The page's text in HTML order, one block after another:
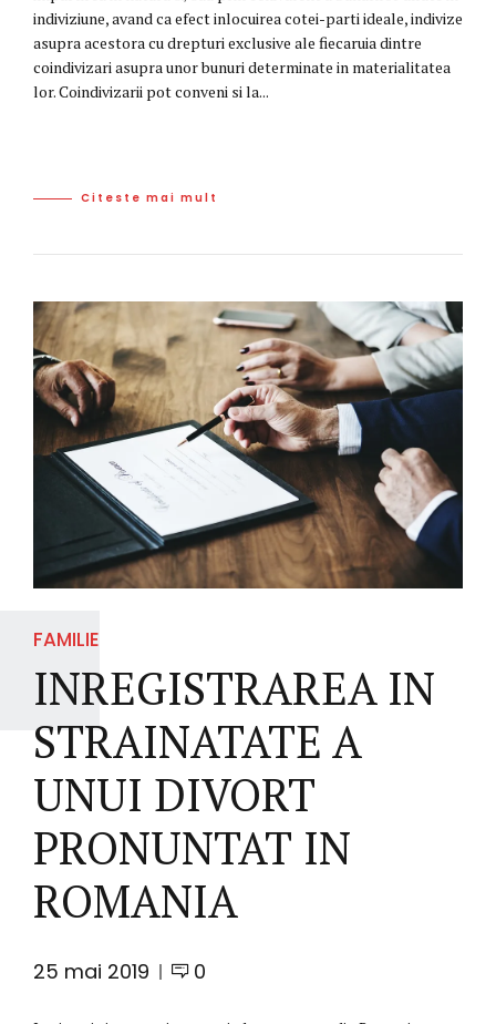
indiviziune, avand ca efect inlocuirea cotei-parti ideale, indivize
asupra acestora cu drepturi exclusive ale fiecaruia dintre
coindivizari asupra unor bunuri determinate in materialitatea
lor. Coindivizarii pot conveni si la...
Citeste mai mult
FAMILIE
INREGISTRAREA IN
STRAINATATE A
UNUI DIVORT
PRONUNTAT IN
ROMANIA
25 mai 2019 0